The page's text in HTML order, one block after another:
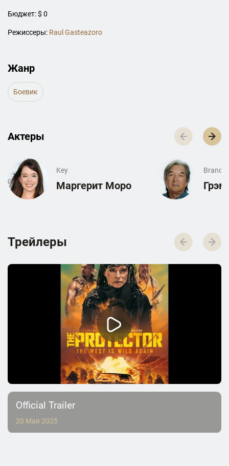
Бюджет: $ 0
Режиссеры: Raul Gasteazoro
Жанр
Боевик
Актеры
Key
Маргерит Моро
Brand
Грэм
Трейлеры
Official Trailer
20 Мая 2025